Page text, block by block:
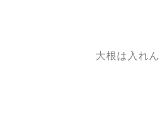
大根は入れ